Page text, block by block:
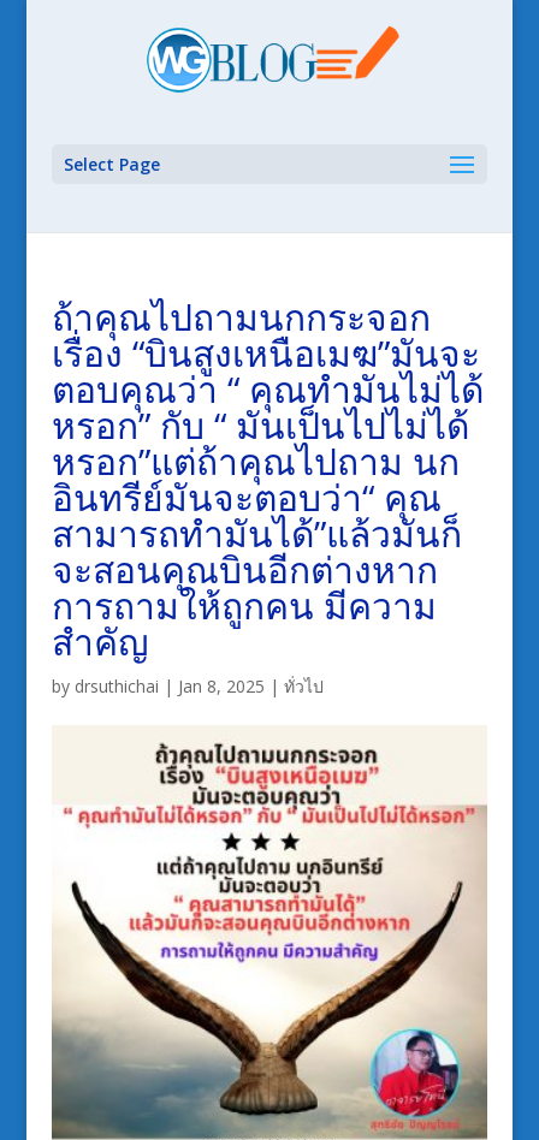
Select Page
ถ้าคุณไปถามนกกระจอก
เรื่อง “บินสูงเหนือเมฆ”มันจะ
ตอบคุณว่า “ คุณทำมันไม่ได้
หรอก” กับ “ มันเป็นไปไม่ได้
หรอก”แต่ถ้าคุณไปถาม นก
อินทรีย์มันจะตอบว่า“ คุณ
สามารถทำมันได้”แล้วมันก็
จะสอนคุณบินอีกต่างหาก
การถามให้ถูกคน มีความ
สำคัญ
by drsuthichai | Jan 8, 2025 | ทั่วไป